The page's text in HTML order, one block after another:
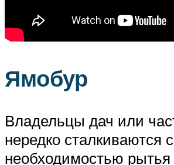
Ямобур
Владельцы дач или
нередко сталкиваются с
необходимостью